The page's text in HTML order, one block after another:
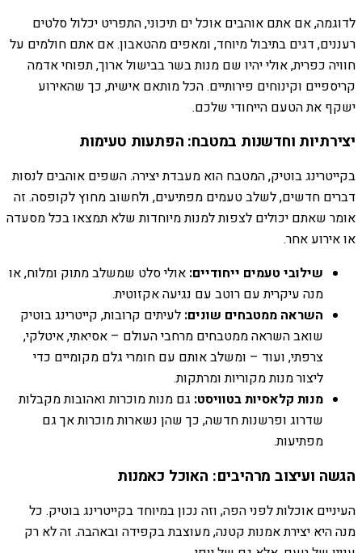
לדוגמה, אם אתם אוהבים אוכל ים תיכוני, התפריט יכלול סלטים
רעננים, דגים בתיבול מיוחד, ומאפים מהטאבון. אם אתם חולמים על
חוויה כפרית, אולי יהיו שם מנות בשר בבישול ארוך, תפוחי אדמה
קריספיים וקינוחים פירותיים. הכל מותאם אישית, כך שהאירוע
ישקף את הטעם הייחודי שלכם.
יצירתיות וחדשנות במטבח: הפתעות טעימות
בקייטרינג בוטיק, המטבח הוא מעבדת יצירה. השפים אוהבים לנסות
דברים חדשים, לשלב טעמים מפתיעים, ולחשוב מחוץ לקופסה. זה
אומר שאתם יכולים לצפות למנות מיוחדות שלא תמצאו בכל מסעדה
או אירוע אחר.
שילובי טעמים ייחודיים: אולי סלט שמשלב מתוק ומלוח, או
מנה עיקרית עם רוטב עם נגיעה אקזוטית.
השראה ממטבחים שונים: לעיתים קרובות, קייטרינג בוטיק
שואב השראה ממטבחים מרחבי העולם – אסיאתי, איטלקי,
צרפתי, ועוד – ומשלב אותם עם חומרי גלם מקומיים כדי
ליצור מנות מקוריות ומרתקות.
מנות קלאסיות בטוויסט: גם מנות מוכרות ואהובות מקבלות
שדרוג ופרשנות חדשה, כך שהן נשארות מוכרות אך גם
מפתיעות.
הגשה ועיצוב מרהיבים: האוכל כאמנות
העיניים אוכלות לפני הפה, וזה נכון במיוחד בקייטרינג בוטיק. כל
מנה היא יצירת אמנות קטנה, מעוצבת בקפידה ובאהבה. זה לא רק